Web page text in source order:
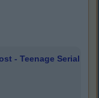
- Teenage Serial